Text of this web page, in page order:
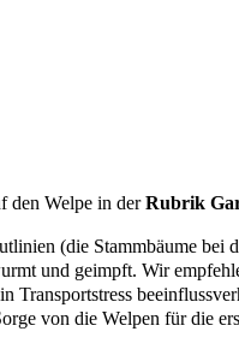
den Welpe in derRubrik
(die Stammbäume
und geimpft. Wir
von die Welpen für die